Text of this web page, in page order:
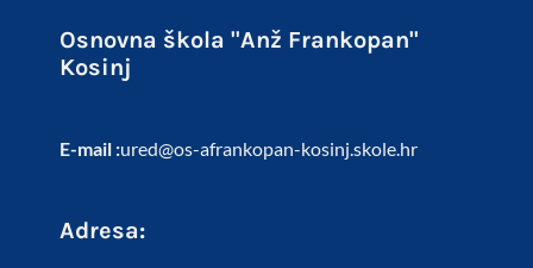
Osnovna škola "Anž Frankopan"
Kosinj
E-mail :ured@os-afrankopan-kosinj.skole.hr
Adresa: